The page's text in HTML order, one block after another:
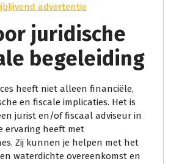
advertentie
juridische
begeleiding
heeft niet alleen financiële,
en fiscale implicaties. Het is
jurist en/of fiscaal adviseur in
ervaring heeft met
Zij kunnen je helpen met het
waterdichte overeenkomst en